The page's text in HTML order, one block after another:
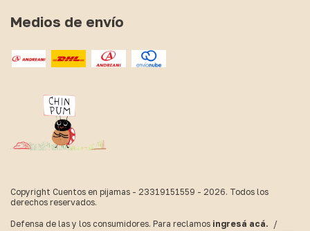
Medios de envío
Copyright Cuentos en pijamas - 23319151559 - 2026. Todos los
derechos reservados.
Defensa de las y los consumidores. Para reclamos ingresá acá. /